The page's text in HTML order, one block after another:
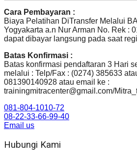
Cara Pembayaran :
Biaya Pelatihan DiTransfer Melalui
Yogyakarta a.n Nur Arman No. Rek :
dapat dibayar langsung pada saat
Batas Konfirmasi :
Batas konfirmasi pendaftaran 3 Hari
melalui : Telp/Fax : (0274) 385633
081390140928 atau email ke :
trainingmitracenter@gmail.com/
081-804-1010-72
08-22-33-66-99-40
Email us
Hubungi Kami